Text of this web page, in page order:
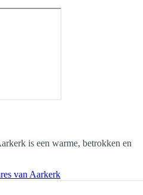
is een warme, betrokken en
van Aarkerk